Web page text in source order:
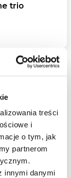
treści
i
o tym, jak
partnerom
innymi danymi
trio